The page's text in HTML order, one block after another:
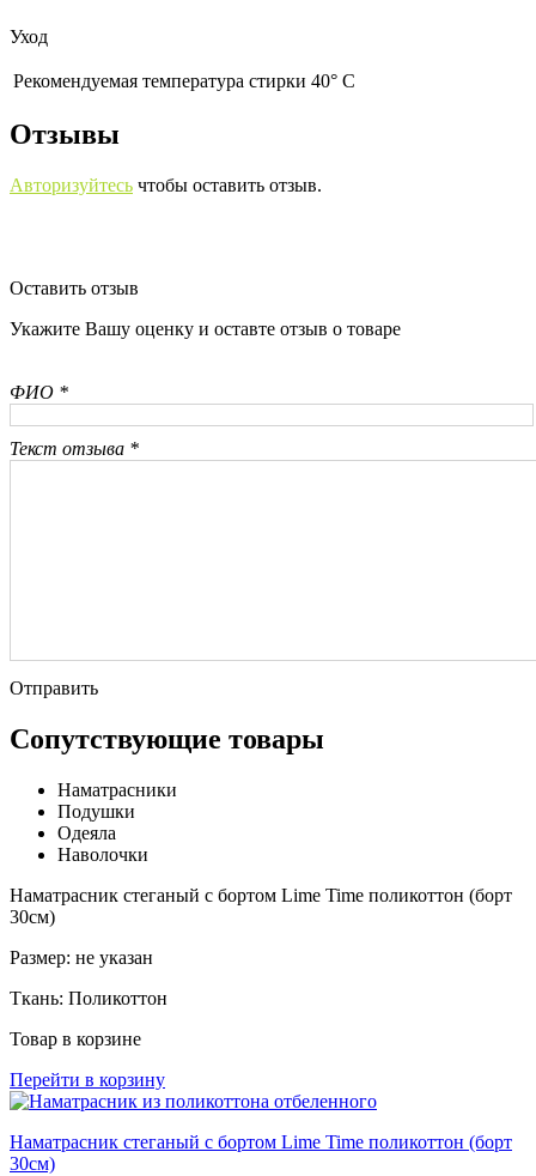
Уход
Рекомендуемая температура стирки 40° С
Отзывы
Авторизуйтесь чтобы оставить отзыв.
Оставить отзыв
Укажите Вашу оценку и оставте отзыв о товаре
ФИО *
Текст отзыва *
Отправить
Сопутствующие товары
Наматрасники
Подушки
Одеяла
Наволочки
Наматрасник стеганый с бортом Lime Time поликоттон (борт
30см)
Размер: не указан
Ткань: Поликоттон
Товар в корзине
Перейти в корзину
Наматрасник стеганый с бортом Lime Time поликоттон (борт
30см)